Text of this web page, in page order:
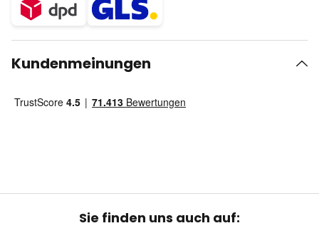
Kundenmeinungen
Sie finden uns auch auf: